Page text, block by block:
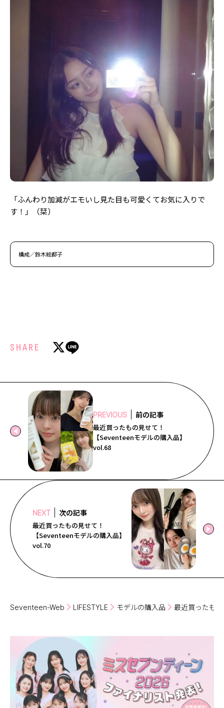
「ふんわり加減がエモいし見た目も可愛くてお気に入りで
す！」（栞）
構成／鈴木絵都子
SHARE
PREVIOUS 前の記事
最近買ったもの見せて！
【Seventeenモデルの購入品】
vol.68
NEXT 次の記事
最近買ったもの見せて！
【Seventeenモデルの購入品】
vol.70
Seventeen-Web LIFESTYLE モデルの購入品 最近買ったも